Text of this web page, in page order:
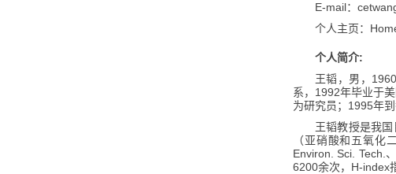
E-mail：
个人主页：
个人简介:
王韬，男， 1960
系， 1992年毕业于
为研究员； 1995年
王韬教授是我
（亚硝酸和五氧化
Environ. Sci. Tech. 、
6200余次， H-index